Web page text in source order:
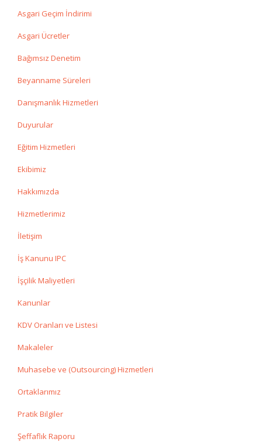
Asgari Geçim İndirimi
Asgari Ücretler
Bağımsız Denetim
Beyanname Süreleri
Danışmanlık Hizmetleri
Duyurular
Eğitim Hizmetleri
Ekibimiz
Hakkımızda
Hizmetlerimiz
İletişim
İş Kanunu IPC
İşçilik Maliyetleri
Kanunlar
KDV Oranları ve Listesi
Makaleler
Muhasebe ve (Outsourcing) Hizmetleri
Ortaklarımız
Pratik Bilgiler
Şeffaflık Raporu